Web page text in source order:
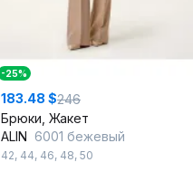
-25%
183.48 $246
Брюки, Жакет
ALIN 6001 бежевый
42, 44, 46, 48, 50